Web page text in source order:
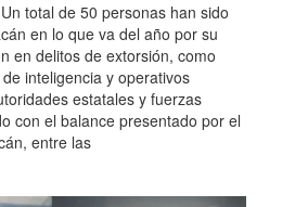
total de 50 personas han sido
en lo que va del año por su
en delitos de extorsión, como
inteligencia y operativos
estatales y fuerzas
con el balance presentado por el
entre las